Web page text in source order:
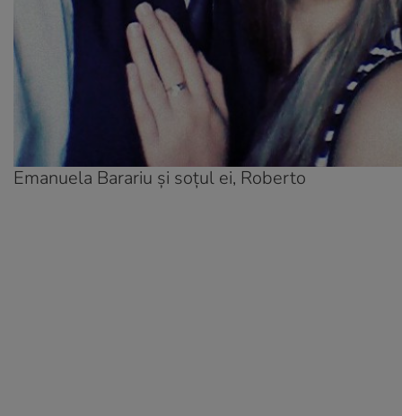
Emanuela Barariu și soțul ei, Roberto